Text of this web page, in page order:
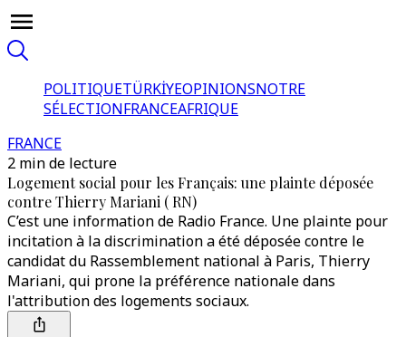
POLITIQUETÜRKİYEOPINIONSNOTRE
SÉLECTIONFRANCEAFRIQUE
FRANCE
2 min de lecture
Logement social pour les Français: une plainte déposée
contre Thierry Mariani ( RN)
C’est une information de Radio France. Une plainte pour
incitation à la discrimination a été déposée contre le
candidat du Rassemblement national à Paris, Thierry
Mariani, qui prone la préférence nationale dans
l'attribution des logements sociaux.